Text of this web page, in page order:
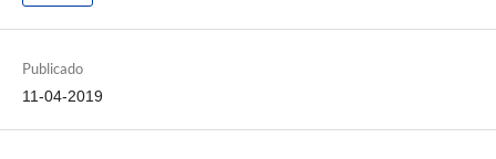
Publicado
11-04-2019